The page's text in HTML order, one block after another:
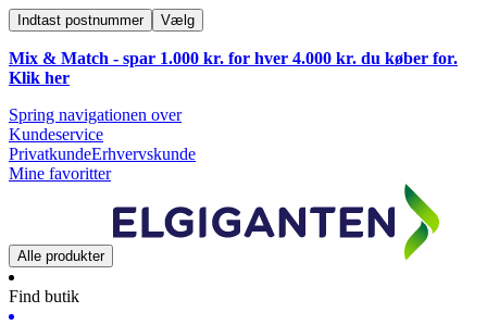
Indtast postnummer Vælg
Mix & Match - spar 1.000 kr. for hver 4.000 kr. du køber for.
Klik her
Spring navigationen over
Kundeservice
PrivatkundeErhvervskunde
Mine favoritter
Alle produkter
Find butik